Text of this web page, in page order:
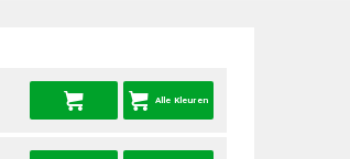
Alle Kleuren